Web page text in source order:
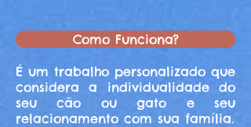
Como Funciona?
É um trabalho personalizado que
considera a individualidade do
seu cão ou gato e seu
relacionamento com sua família.